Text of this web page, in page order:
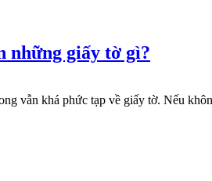
những giấy tờ gì?
vẫn khá phức tạp về giấy tờ. Nếu